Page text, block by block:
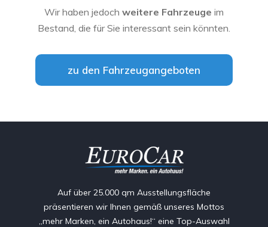
Wir haben jedoch weitere Fahrzeuge im
Bestand, die für Sie interessant sein könnten.
zu den Fahrzeugangeboten
Auf über 25.000 qm Ausstellungsfläche
präsentieren wir Ihnen gemäß unseres Mottos
„mehr Marken, ein Autohaus!“ eine Top-Auswahl